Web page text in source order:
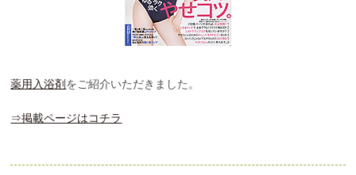
薬用入浴剤 をご紹介いただきました。
⇒掲載ページはコチラ